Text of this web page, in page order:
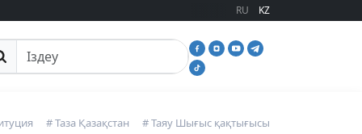
RU KZ
іздеу
# Таза Қазақстан # Таяу Шығыс қақтығысы